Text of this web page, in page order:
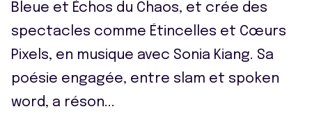
Bleue et Échos du Chaos, et crée des
spectacles comme Étincelles et Cœurs
Pixels, en musique avec Sonia Kiang. Sa
poésie engagée, entre slam et spoken
word, a réson...